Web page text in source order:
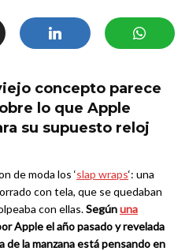
concepto parece
lo que Apple
su supuesto reloj
de moda los ‘slap wraps‘: una
con tela, que se quedaban
con ellas.Segúnuna
Apple el año pasado y revelada
de la manzana está pensando en